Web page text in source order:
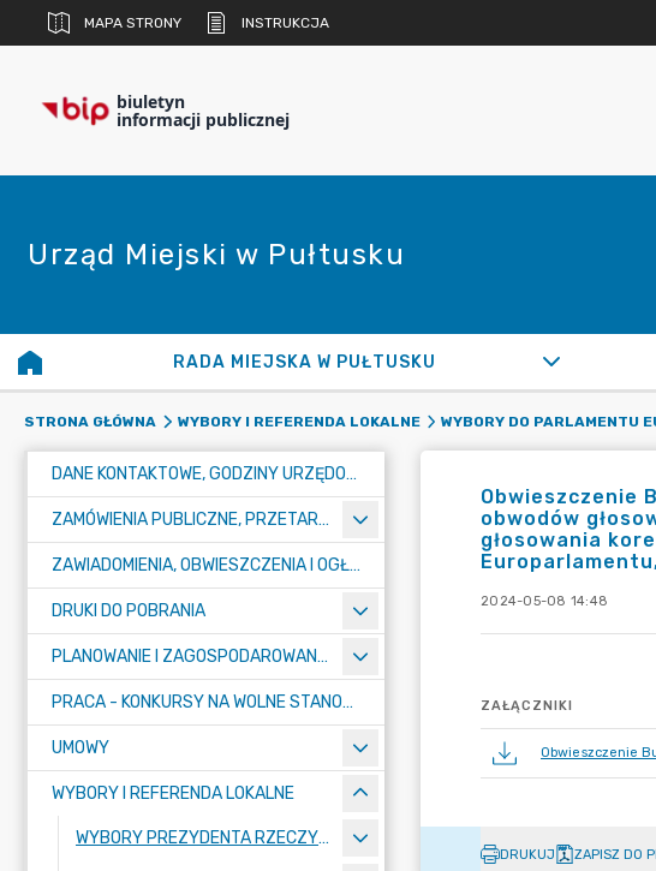
MAPA STRONY INSTRUKCJA
biuletyn
informacji publicznej
Urząd Miejski w Pułtusku
RADA MIEJSKA W PUŁTUSKU
STRONA GŁÓWNA WYBORY I REFERENDA LOKALNE WYBORY DO PARLAMENTU
DANE KONTAKTOWE, GODZINY URZĘDOWANIA I NUMER KONTA BANKOWEGO
ZAMÓWIENIA PUBLICZNE, PRZETARGI, KONKURSY
ZAWIADOMIENIA, OBWIESZCZENIA I OGŁOSZENIA
DRUKI DO POBRANIA
PLANOWANIE I ZAGOSPODAROWANIE PRZESTRZENNE
PRACA - KONKURSY NA WOLNE STANOWISKA
UMOWY
WYBORY I REFERENDA LOKALNE
WYBORY PREZYDENTA RZECZYPOSPOLITEJ POLSKIEJ 2025
Obwieszczenie
obwodów
głosowania
2024-05-08 14:48
ZAŁĄCZNIKI
Obwieszczenie
DRUKUJ ZAPISZ DO